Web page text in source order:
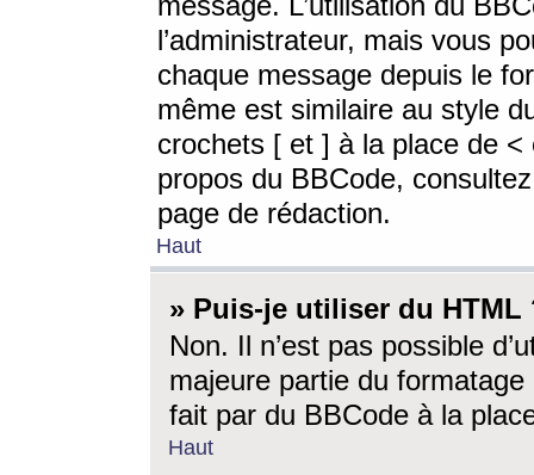
l’administrateur, mais vous
chaque message depuis le
même est similaire au style
crochets [ et ] à la place de <
propos du BBCode,
page de rédaction.
Haut
» Puis-je utiliser du HTML
Non. Il n’est pas possible
majeure partie du
fait par du BBCode à la
Haut